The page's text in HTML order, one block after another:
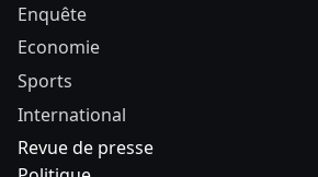
Enquête
Economie
Sports
International
Revue de presse